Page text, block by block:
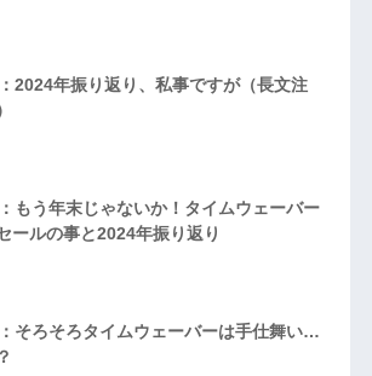
2024年振り返り、私事ですが（長文注
もう年末じゃないか！タイムウェーバー
ールの事と2024年振り返り
そろそろタイムウェーバーは手仕舞い…